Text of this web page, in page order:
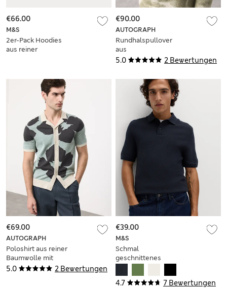
M&S
2er-Pack Hoodies
aus reiner
€66.00
5.0 2 Bewertungen
AUTOGRAPH
Rundhalspullover
aus
Mohairmischgewebe
€90.00
5.0 2 Bewertungen
AUTOGRAPH
Poloshirt aus reiner
Baumwolle mit
Blümchendesign mit
€69.00
4.7 7 Bewertungen
M&S
Schmal
geschnittenes
hohem
Baumwollanteil
€39.00